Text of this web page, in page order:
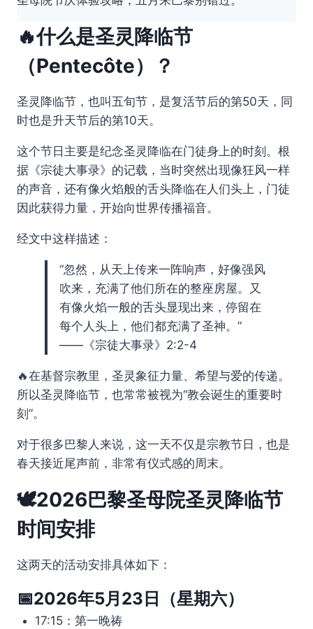
🔥什么是圣灵降临节
（Pentecôte）？
圣灵降临节，也叫五旬节，是复活节后的第50天，同
时也是升天节后的第10天。
这个节日主要是纪念圣灵降临在门徒身上的时刻。根
据《宗徒大事录》的记载，当时突然出现像狂风一样
的声音，还有像火焰般的舌头降临在人们头上，门徒
因此获得力量，开始向世界传播福音。
经文中这样描述：
“忽然，从天上传来一阵响声，好像强风
吹来，充满了他们所在的整座房屋。又
有像火焰一般的舌头显现出来，停留在
每个人头上，他们都充满了圣神。”
——《宗徒大事录》2:2-4
🔥在基督宗教里，圣灵象征力量、希望与爱的传递。
所以圣灵降临节，也常常被视为“教会诞生的重要时
刻”。
对于很多巴黎人来说，这一天不仅是宗教节日，也是
春天接近尾声前，非常有仪式感的周末。
🕊️2026巴黎圣母院圣灵降临节
时间安排
这两天的活动安排具体如下：
📅2026年5月23日（星期六）
17:15：第一晚祷